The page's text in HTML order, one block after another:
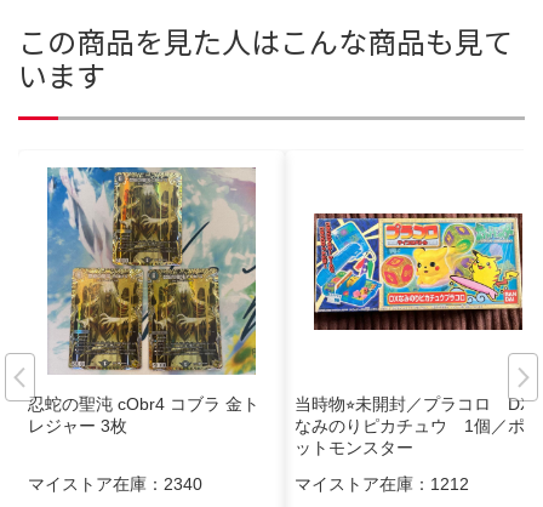
この商品を見た人はこんな商品も見て
います
忍蛇の聖沌 cObr4 コブラ 金ト
レジャー 3枚
マイストア在庫： 2340
当時物⭐︎未開封／プラコロ DX
なみのりピカチュウ 1個／ポケ
ットモンスター
マイストア在庫： 1212